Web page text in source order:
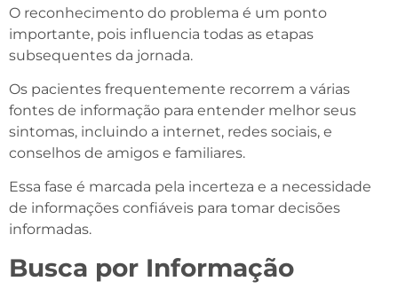
O reconhecimento do problema é um ponto
importante, pois influencia todas as etapas
subsequentes da jornada.
Os pacientes frequentemente recorrem a várias
fontes de informação para entender melhor seus
sintomas, incluindo a internet, redes sociais, e
conselhos de amigos e familiares.
Essa fase é marcada pela incerteza e a necessidade
de informações confiáveis para tomar decisões
informadas.
Busca por Informação